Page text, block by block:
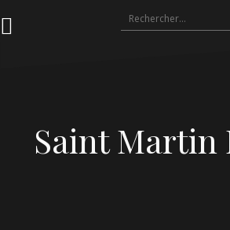
au
Rechercher :
Saint Martin